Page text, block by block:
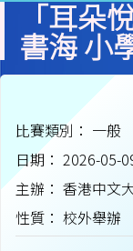
「耳朵
書海 小
比賽類別： 一般
日期： 2026-05-
主辦： 香港中文
性質： 校外舉辦